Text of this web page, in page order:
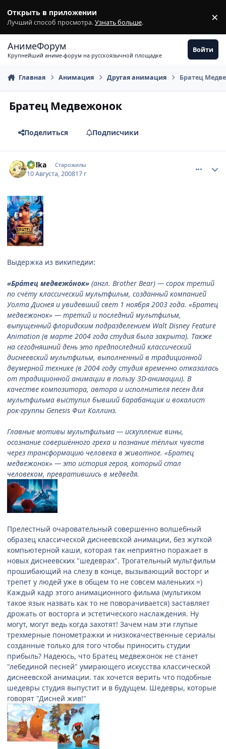
Открыть в приложении
Лучший способ просмотра.Узнать больше. ×
АнимеФорум
Крупнейший аниме-форум на русскоязычной площадке
Войти
Главная Анимация Другая анимация Братец
Братец Медвежонок
Поделиться Подписчики
Polka Старожилы
10 Августа, 200817 г
Выдержка из википедии:
«Бра́тец медвежо́нок» (англ. Brother Bear) — сорок третий
по счёту классический мультфильм, созданный компанией
Уолта Диснея и увидевший свет 1 ноября 2003 года. «Братец
медвежонок» — третий и последний мультфильм,
выпущенный флоридским подразделением Walt Disney Feature
Animation (в марте 2004 года студия была закрыта). Также
на сегодняшний день это предпоследний классический
диснеевский мультфильм, выполненный в традиционной
двумерной технике (в 2004 году студия временно отказалась
от традиционной анимации в пользу 3D-анимации). В
качестве композитора, автора и исполнителя песен для
мультфильма выступил бывший барабанщик и вокалист
рок-группы Genesis Фил Коллинз.
Главные мотивы мультфильма — искупление вины,
осознание совершённого греха и познание тёплых чувств
через трансформацию человека в животное. «Братец
медвежонок» — это история героя, который стал
человеком, превратившись в медведя.
Прелестный очаровательный совершенно волшебный
образец классической диснеевской анимации, без жуткой
компьютерной каши, которая так неприятно поражает в
новых диснеевских "шедеврах". Трогательный мультфильм
прошибающий на слезу в конце, вызывающий восторг и
трепет у людей уже в общем то не совсем маленьких =)
Каждый кадр этого анимационного фильма (мультиком
такое язык назвать как то не поворачивается) заставляет
дрожать от восторга и эстетического наслаждения. Ну
могут, могут ведь когда захотят! Зачем нам эти глупые
трехмерные понометражки и низкокачественные сериалы
созданные только для того чтобы приносить студии
прибыль? Надеюсь, что Братец медвежонок не станет
"лебединой песней" умирающего искусства классической
диснеевской анимации. так хочется верить что подобные
шедевры студия выпустит и в будущем. Шедевры, которые
говорят "Дисней жив!"